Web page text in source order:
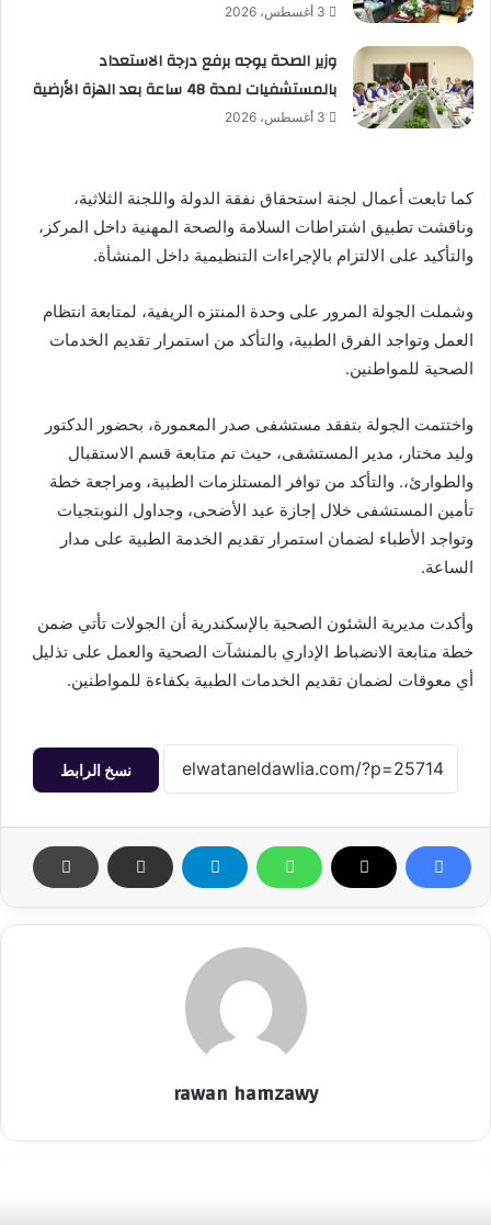
3 أغسطس، 2026
وزير الصحة يوجه برفع درجة الاستعداد
بالمستشفيات لمدة 48 ساعة بعد الهزة الأرضية
3 أغسطس، 2026
كما تابعت أعمال لجنة استحقاق نفقة الدولة واللجنة الثلاثية،
وناقشت تطبيق اشتراطات السلامة والصحة المهنية داخل المركز،
والتأكيد على الالتزام بالإجراءات التنظيمية داخل المنشأة.
وشملت الجولة المرور على وحدة المنتزه الريفية، لمتابعة انتظام
العمل وتواجد الفرق الطبية، والتأكد من استمرار تقديم الخدمات
الصحية للمواطنين.
واختتمت الجولة بتفقد مستشفى صدر المعمورة، بحضور الدكتور
وليد مختار، مدير المستشفى، حيث تم متابعة قسم الاستقبال
والطوارئ،. والتأكد من توافر المستلزمات الطبية، ومراجعة خطة
تأمين المستشفى خلال إجازة عيد الأضحى، وجداول النوبتجيات
وتواجد الأطباء لضمان استمرار تقديم الخدمة الطبية على مدار
الساعة.
وأكدت مديرية الشئون الصحية بالإسكندرية أن الجولات تأتي ضمن
خطة متابعة الانضباط الإداري بالمنشآت الصحية والعمل على تذليل
أي معوقات لضمان تقديم الخدمات الطبية بكفاءة للمواطنين.
نسخ الرابط
rawan hamzawy